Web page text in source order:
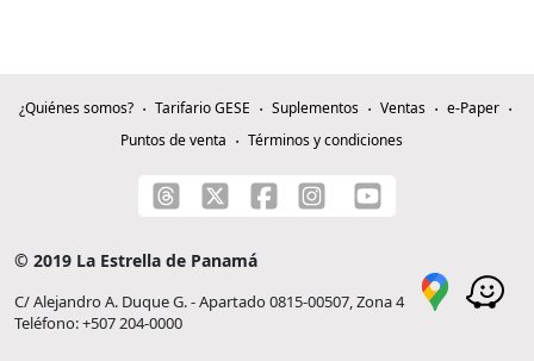
¿Quiénes somos? Tarifario GESE Suplementos Ventas
e-Paper
Puntos de venta
Términos y condiciones
© 2019 La Estrella de Panamá
C/ Alejandro A. Duque G. - Apartado 0815-00507, Zona 4
Teléfono: +507 204-0000